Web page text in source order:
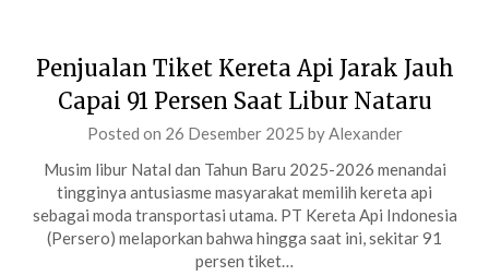
Penjualan Tiket Kereta Api Jarak Jauh
Capai 91 Persen Saat Libur Nataru
Posted on 26 Desember 2025 byAlexander
Musim libur Natal dan Tahun Baru 2025-2026 menandai
tingginya antusiasme masyarakat memilih kereta api
sebagai moda transportasi utama. PT Kereta Api Indonesia
(Persero) melaporkan bahwa hingga saat ini, sekitar 91
persen tiket…